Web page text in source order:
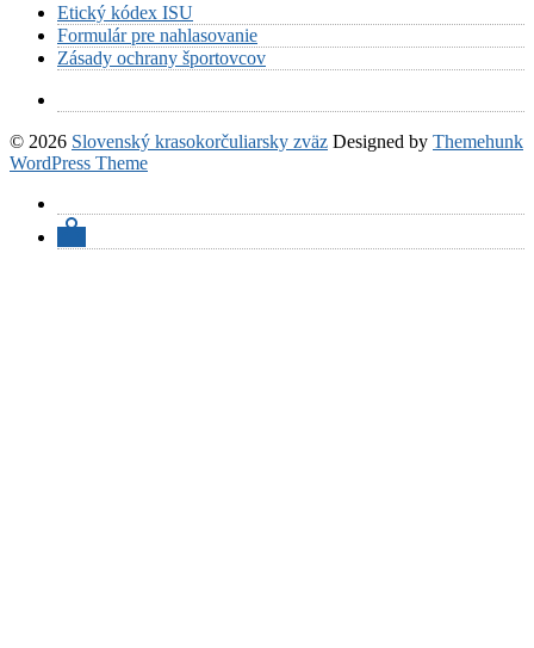
Etický kódex ISU
Formulár pre nahlasovanie
Zásady ochrany športovcov
© 2026 Slovenský krasokorčuliarsky zväz Designed by Themehunk
WordPress Theme